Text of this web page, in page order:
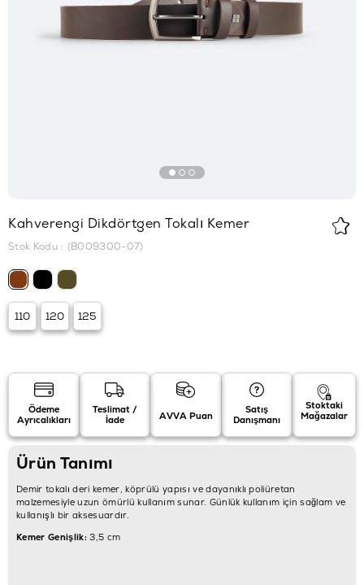
Kahverengi Dikdörtgen Tokalı Kemer
Stok Kodu (B009300-07)
110 120 125
Ödeme
Ayrıcalıkları
Teslimat /
İade
AVVA Puan
Satış
Danışmanı
Stoktaki
Mağazalar
Ürün Tanımı
Demir tokalı deri kemer, köprülü yapısı ve dayanıklı poliüretan
malzemesiyle uzun ömürlü kullanım sunar. Günlük kullanım için sağlam ve
kullanışlı bir aksesuardır.
Kemer Genişlik:3,5 cm